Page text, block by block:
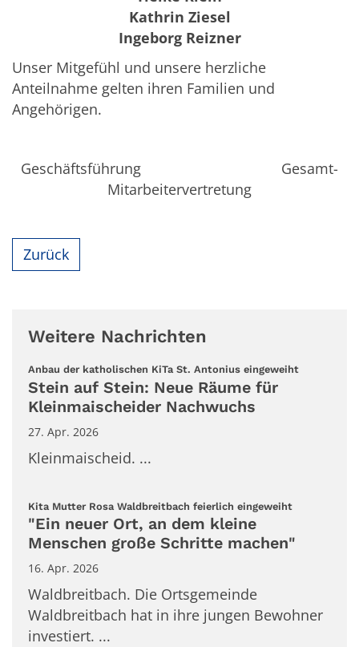
Kathrin Ziesel
Ingeborg Reizner
Unser Mitgefühl und unsere herzliche
Anteilnahme gelten ihren Familien und
Angehörigen.
Geschäftsführung Gesamt-
Mitarbeitervertretung
Zurück
Weitere Nachrichten
Anbau der katholischen KiTa St. Antonius eingeweiht:
Stein auf Stein: Neue Räume für
Kleinmaischeider Nachwuchs
27. Apr. 2026
Kleinmaischeid. ...
Kita Mutter Rosa Waldbreitbach feierlich eingeweiht:
"Ein neuer Ort, an dem kleine
Menschen große Schritte machen"
16. Apr. 2026
Waldbreitbach. Die Ortsgemeinde
Waldbreitbach hat in ihre jungen Bewohner
investiert. ...